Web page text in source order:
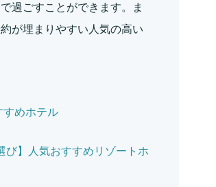
過ごすことができます。ま
が埋まりやすい人気の高い
すめホテル
び】人気おすすめリゾートホ